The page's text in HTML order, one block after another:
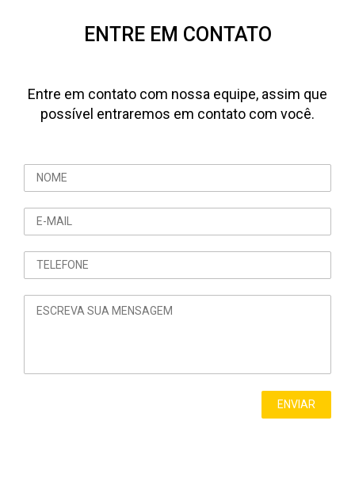
ENTRE EM CONTATO
Entre em contato com nossa equipe, assim que
possível entraremos em contato com você.